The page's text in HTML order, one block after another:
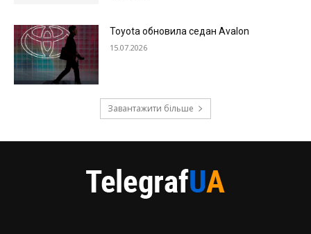
Toyota обновила седан Avalon
15.07.2026
Завантажити більше